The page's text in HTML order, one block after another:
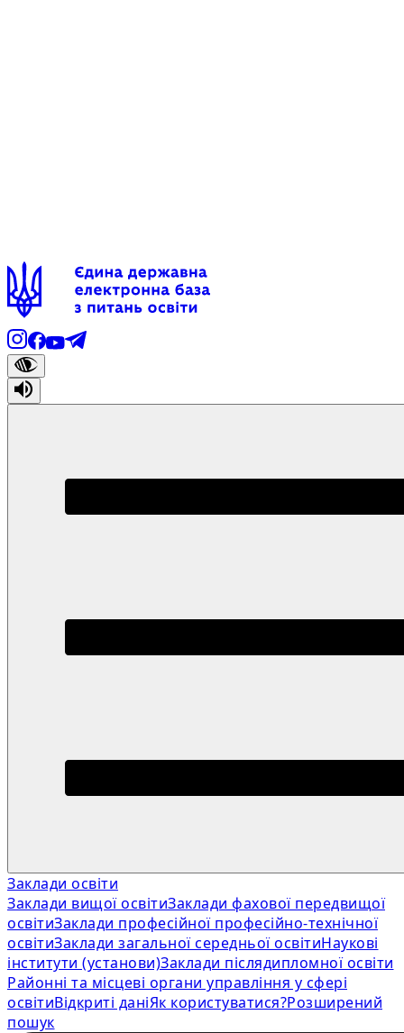
Заклади освіти
Заклади вищої освітиЗаклади фахової передвищої
освітиЗаклади професійної професійно-технічної
освітиЗаклади загальної середньої освітиНаукові
інститути (установи)Заклади післядипломної освіти
Районні та місцеві органи управління у сфері
освітиВідкриті даніЯк користуватися?Розширений
пошук